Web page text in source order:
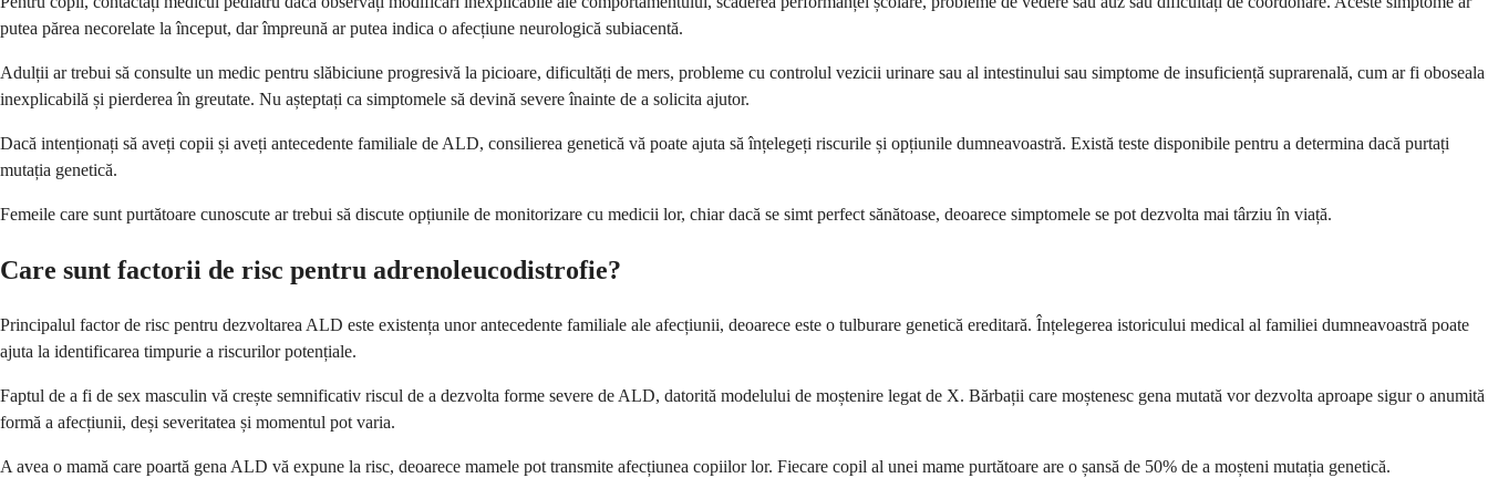
putea părea necorelate la început, dar împreună ar putea indica o afecțiune neurologică subiacentă.
Adulții ar trebui să consulte un medic pentru slăbiciune progresivă la picioare, dificultăți de mers, probleme cu controlul vezicii urinare sau al intestinului sau simptome de insuficiență suprarenală, cum ar fi oboseala
inexplicabilă și pierderea în greutate. Nu așteptați ca simptomele să devină severe înainte de a solicita ajutor.
Dacă intenționați să aveți copii și aveți antecedente familiale de ALD, consilierea genetică vă poate ajuta să înțelegeți riscurile și opțiunile dumneavoastră. Există teste disponibile pentru a determina dacă purtați
mutația genetică.
Femeile care sunt purtătoare cunoscute ar trebui să discute opțiunile de monitorizare cu medicii lor, chiar dacă se simt perfect sănătoase, deoarece simptomele se pot dezvolta mai târziu în viață.
Care sunt factorii de risc pentru adrenoleucodistrofie?
Principalul factor de risc pentru dezvoltarea ALD este existența unor antecedente familiale ale afecțiunii, deoarece este o tulburare genetică ereditară. Înțelegerea istoricului medical al familiei dumneavoastră poate
ajuta la identificarea timpurie a riscurilor potențiale.
Faptul de a fi de sex masculin vă crește semnificativ riscul de a dezvolta forme severe de ALD, datorită modelului de moștenire legat de X. Bărbații care moștenesc gena mutată vor dezvolta aproape sigur o anumită
formă a afecțiunii, deși severitatea și momentul pot varia.
A avea o mamă care poartă gena ALD vă expune la risc, deoarece mamele pot transmite afecțiunea copiilor lor. Fiecare copil al unei mame purtătoare are o șansă de 50% de a moșteni mutația genetică.